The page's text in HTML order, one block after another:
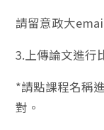
請留意政大
3.上傳論文進行
*請點課程名稱
對。